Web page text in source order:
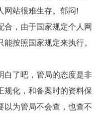
网站很难生存。郁闷!
合，由于国家规定个人网
按照国家规定来执行。
白了吧，管局的态度是非
规化，和备案时的资料保
以为管局不会查，也查不